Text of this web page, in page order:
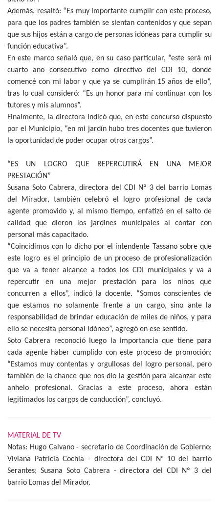
Además, resaltó: “Es muy importante cumplir con este proceso,
para que los padres también se sientan contenidos y que sepan
que sus hijos están a cargo de personas idóneas para cumplir su
función educativa”.
En este marco señaló que, en su caso particular, “este será mi
cuarto año consecutivo como directivo del CDI 10, donde
comencé con mi labor y que ya se cumplirán 15 años de ello”,
tras lo cual consideró: “Es un honor para mí continuar con los
tutores y mis alumnos”.
Finalmente, la directora indicó que, en este concurso dispuesto
por el Municipio, “en mi jardín hubo tres docentes que tuvieron
la oportunidad de poder ocupar otros cargos”.
“ES UN LOGRO QUE REPERCUTIRÁ EN UNA MEJOR
PRESTACIÓN”
Susana Soto Cabrera, directora del CDI Nº 3 del barrio Lomas
del Mirador, también celebró el logro profesional de cada
agente promovido y, al mismo tiempo, enfatizó en el salto de
calidad que dieron los jardines municipales al contar con
personal más capacitado.
“Coincidimos con lo dicho por el intendente Tassano sobre que
este logro es el principio de un proceso de profesionalización
que va a tener alcance a todos los CDI municipales y va a
repercutir en una mejor prestación para los niños que
concurren a ellos”, indicó la docente. “Somos conscientes de
que estamos no solamente frente a un cargo, sino ante la
responsabilidad de brindar educación de miles de niños, y para
ello se necesita personal idóneo”, agregó en ese sentido.
Soto Cabrera reconoció luego la importancia que tiene para
cada agente haber cumplido con este proceso de promoción:
“Estamos muy contentas y orgullosas del logro personal, pero
también de la chance que nos dio la gestión para alcanzar este
anhelo profesional. Gracias a este proceso, ahora están
legitimados los cargos de conducción”, concluyó.
MATERIAL DE TV
Notas: Hugo Calvano - secretario de Coordinación de Gobierno;
Viviana Patricia Cochia - directora del CDI N° 10 del barrio
Serantes; Susana Soto Cabrera - directora del CDI Nº 3 del
barrio Lomas del Mirador.